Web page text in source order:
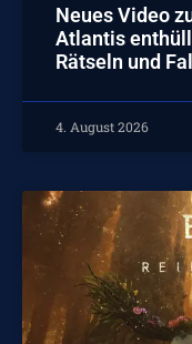
Neues Video
Atlantis
Rätseln und
4. August 2026